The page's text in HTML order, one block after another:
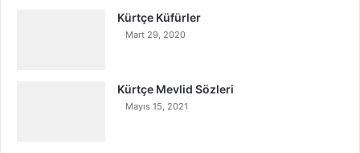
Kürtçe Küfürler
Mart 29, 2020
Kürtçe Mevlid Sözleri
Mayıs 15, 2021